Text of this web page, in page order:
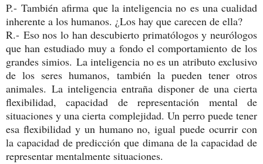
P.- También afirma que la inteligencia no es una cualidad
inherente a los humanos. ¿Los hay que carecen de ella?
R.- Eso nos lo han descubierto primatólogos y neurólogos
que han estudiado muy a fondo el comportamiento de los
grandes simios. La inteligencia no es un atributo exclusivo
de los seres humanos, también la pueden tener otros
animales. La inteligencia entraña disponer de una cierta
flexibilidad, capacidad de representación mental de
situaciones y una cierta complejidad. Un perro puede tener
esa flexibilidad y un humano no, igual puede ocurrir con
la capacidad de predicción que dimana de la capacidad de
representar mentalmente situaciones.